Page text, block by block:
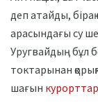
деп атайды,
арасындағы су
Уругвайдың бұл
токтарынан
шағын курорттар